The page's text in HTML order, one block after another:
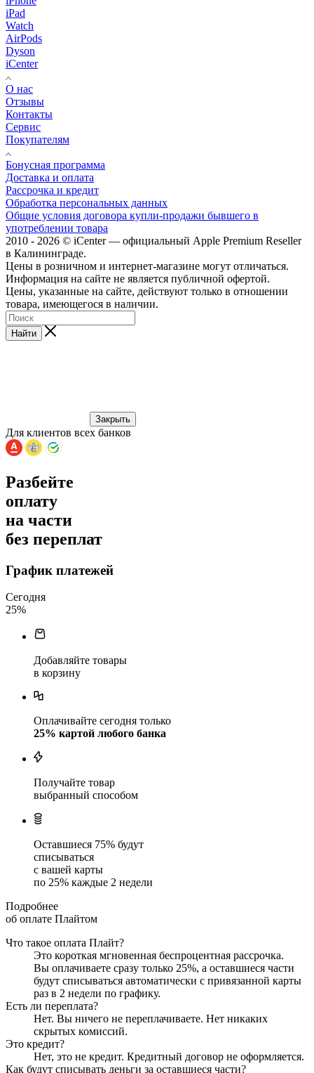
iPad
Watch
AirPods
Dyson
iCenter
О нас
Отзывы
Контакты
Сервис
Покупателям
Бонусная программа
Доставка и оплата
Рассрочка и кредит
Обработка персональных данных
Общие условия договора купли-продажи бывшего в
употреблении товара
2010 - 2026 © iCenter — официальный Apple Premium Reseller
в Калининграде.
Цены в розничном и интернет-магазине могут отличаться.
Информация на сайте не является публичной офертой.
Цены, указанные на сайте, действуют только в отношении
товара, имеющегося в наличии.
Найти
Закрыть
Для клиентов всех банков
Разбейте
оплату
на части
без переплат
График платежей
Сегодня
25%
Добавляйте товары
в корзину
Оплачивайте сегодня только
25% картой любого банка
Получайте товар
выбранный способом
Оставшиеся 75% будут
списываться
с вашей карты
по 25% каждые 2 недели
Подробнее
об оплате Плайтом
Что такое оплата Плайт?
Это короткая мгновенная беспроцентная рассрочка.
Вы оплачиваете сразу только 25%, а оставшиеся части
будут списываться автоматически с привязанной карты
раз в 2 недели по графику.
Есть ли переплата?
Нет. Вы ничего не переплачиваете. Нет никаких
скрытых комиссий.
Это кредит?
Нет, это не кредит. Кредитный договор не оформляется.
Как будут списывать деньги за оставшиеся части?